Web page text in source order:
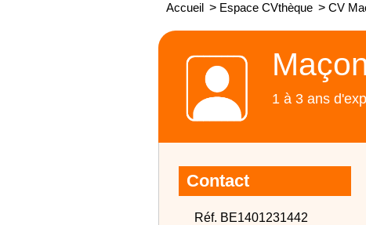
Accueil > Espace CVthèque > CV
1 à 3 ans
Contact
Réf. BE1401231442